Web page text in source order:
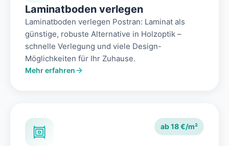
Laminatboden verlegen
Laminatboden verlegen Postran: Laminat als
günstige, robuste Alternative in Holzoptik –
schnelle Verlegung und viele Design-
Möglichkeiten für Ihr Zuhause.
Mehr erfahren
ab 18 €/m²